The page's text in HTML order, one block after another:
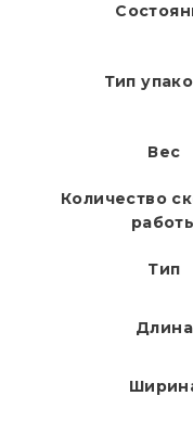
Тип
Вес
Количество
Тип
Длина